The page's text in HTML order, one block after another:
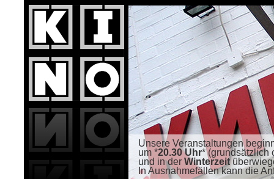
Unsere Veranstaltungen
um *20.30 Uhr* (grundsätzlich
und in der Winterzeit
In Ausnahmefällen kann die